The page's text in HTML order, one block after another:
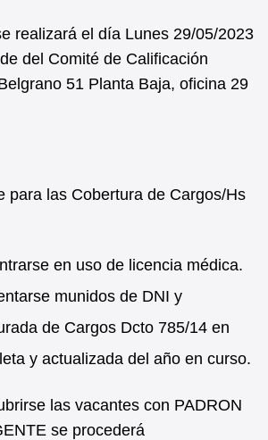
realizará el día Lunes 29/05/2023
del Comité de Calificación
51 Planta Baja, oficina 29
para las Cobertura de Cargos/Hs
en uso de licencia médica.
munidos de DNI y
de Cargos Dcto 785/14 en
y actualizada del año en curso.
las vacantes con PADRON
se procederá